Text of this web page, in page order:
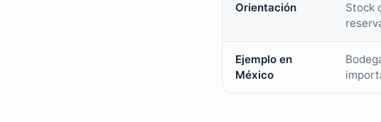
Orientación
Stock
Ejemplo en
México